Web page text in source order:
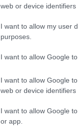
web or device identifiers
I want to allow my user
purposes.
I want to allow Google
I want to allow Google
web or device identifiers
I want to allow Google
or app.